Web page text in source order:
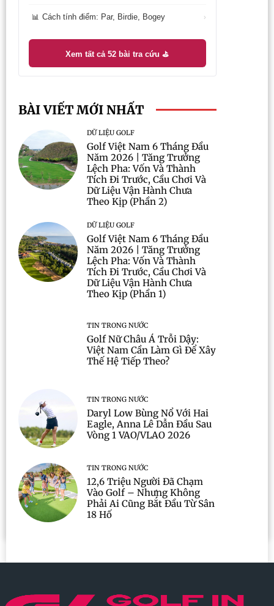
📊 Cách tính điểm: Par, Birdie, Bogey ›
Xem tất cả 52 bài tra cứu ⛳
BÀI VIẾT MỚI NHẤT
DỮ LIỆU GOLF
Golf Việt Nam 6 Tháng Đầu
Năm 2026 | Tăng Trưởng
Lệch Pha: Vốn Và Thành
Tích Đi Trước, Cầu Chơi Và
Dữ Liệu Vận Hành Chưa
Theo Kịp (Phần 2)
DỮ LIỆU GOLF
Golf Việt Nam 6 Tháng Đầu
Năm 2026 | Tăng Trưởng
Lệch Pha: Vốn Và Thành
Tích Đi Trước, Cầu Chơi Và
Dữ Liệu Vận Hành Chưa
Theo Kịp (Phần 1)
TIN TRONG NƯỚC
Golf Nữ Châu Á Trỗi Dậy:
Việt Nam Cần Làm Gì Để Xây
Thế Hệ Tiếp Theo?
TIN TRONG NƯỚC
Daryl Low Bùng Nổ Với Hai
Eagle, Anna Lê Dẫn Đầu Sau
Vòng 1 VAO/VLAO 2026
TIN TRONG NƯỚC
12,6 Triệu Người Đã Chạm
Vào Golf – Nhưng Không
Phải Ai Cũng Bắt Đầu Từ Sân
18 Hố